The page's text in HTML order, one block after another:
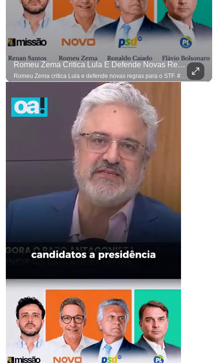
Romeu Zema Critica Lula E Defende Novas Regras Para O STF. #OAntagonista